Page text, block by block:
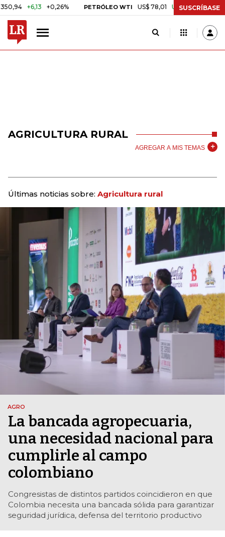
+6,13 +0,26% PETRÓLEO WTI US$ 78,01 US$ 2,92 +3,89%
SUSCRÍBASE
AGRICULTURA RURAL
AGREGAR A MIS TEMAS
Últimas noticias sobre: Agricultura rural
AGRO
La bancada agropecuaria,
una necesidad nacional para
cumplirle al campo
colombiano
Congresistas de distintos partidos coincidieron en que
Colombia necesita una bancada sólida para garantizar
seguridad jurídica, defensa del territorio productivo